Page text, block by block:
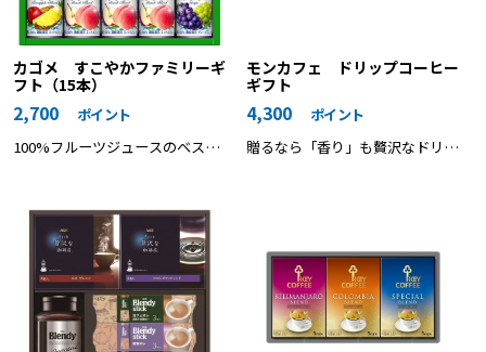
カゴメ すこやかファミリーギ
フト（15本）
2,700
ポイント
100%フルーツジュースのベスト
「野菜生活100」の詰め合わせ。
モンカフェ ドリップコーヒー
ギフト
4,300
ポイント
贈るなら「香り」も贅沢なドリッ